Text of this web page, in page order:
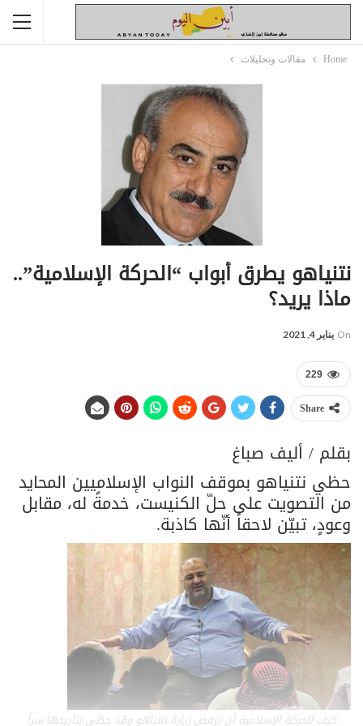
Home مقالات وتحليلات
نتنياهو يطرق أبواب “الحركة الإسلامية”..
ماذا يريد؟
On يناير 4, 2021
229
Share
بقلم / أليف صباغ
حظي نتنياهو بموقف النواب الإسلاميين المحايد
من التصويت على حلّ الكنيست، خدمةً له، مقابل
وعودٍ، تبيّن لاحقاً أنّها كاذبة.
كيف للحركة الإسلامية أن ترفض زيارة نتنياهو وقد حظي بتأييدها سراً